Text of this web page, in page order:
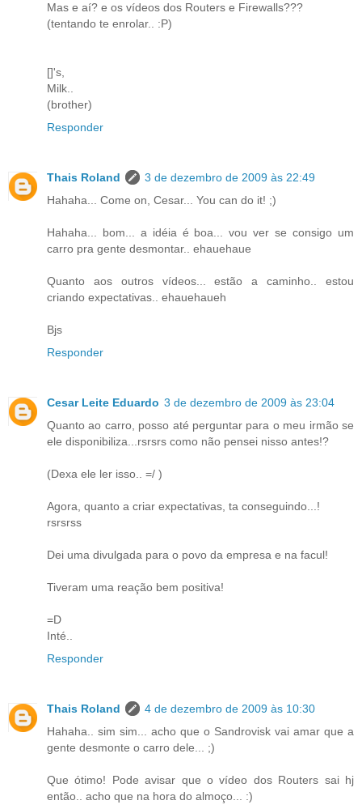
Mas e aí? e os vídeos dos Routers e Firewalls???
(tentando te enrolar.. :P)
[]'s,
Milk..
(brother)
Responder
Thais Roland
3 de dezembro de 2009 às 22:49
Hahaha... Come on, Cesar... You can do it! ;)
Hahaha... bom... a idéia é boa... vou ver se consigo um
carro pra gente desmontar.. ehauehaue
Quanto aos outros vídeos... estão a caminho.. estou
criando expectativas.. ehauehaueh
Bjs
Responder
Cesar Leite Eduardo 3 de dezembro de 2009 às 23:04
Quanto ao carro, posso até perguntar para o meu irmão se
ele disponibiliza...rsrsrs como não pensei nisso antes!?
(Dexa ele ler isso.. =/ )
Agora, quanto a criar expectativas, ta conseguindo...!
rsrsrss
Dei uma divulgada para o povo da empresa e na facul!
Tiveram uma reação bem positiva!
=D
Inté..
Responder
Thais Roland
4 de dezembro de 2009 às 10:30
Hahaha.. sim sim... acho que o Sandrovisk vai amar que a
gente desmonte o carro dele... ;)
Que ótimo! Pode avisar que o vídeo dos Routers sai hj
então.. acho que na hora do almoço... :)